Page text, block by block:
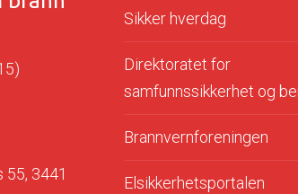
3441
Sikker hverdag
Direktoratet for
samfunnssikkerhet og
Brannvernforeningen
Elsikkerhetsportalen